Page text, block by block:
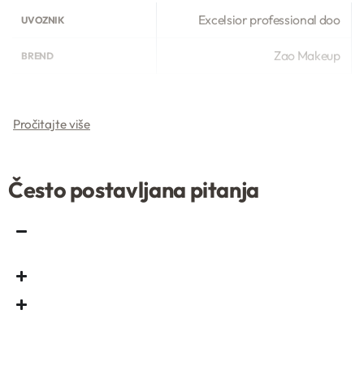
UVOZNIK Excelsior professional doo
BREND Zao Makeup
Često postavljana pitanja